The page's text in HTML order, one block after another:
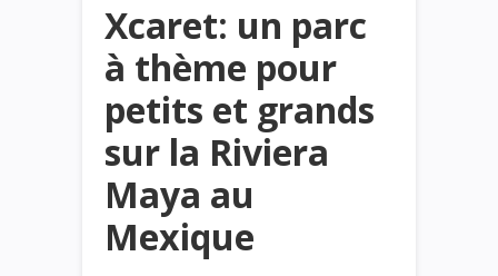
Xcaret: un parc
à thème pour
petits et grands
sur la Riviera
Maya au
Mexique